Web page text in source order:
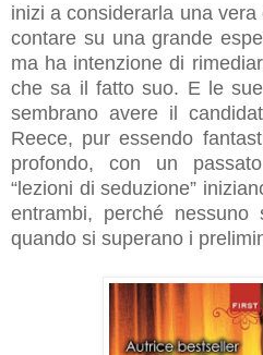
inizi a considerarla una
contare su una grande
ma ha intenzione di
che sa il fatto suo. E le
sembrano avere il
Reece, pur essendo
profondo, con un
“lezioni di seduzione”
entrambi, perché
quando si superano i